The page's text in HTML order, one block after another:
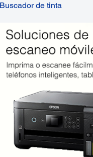
Buscador de tinta